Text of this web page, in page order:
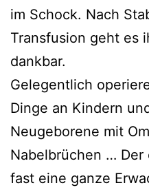
im Schock. Nach
Transfusion geht es
dankbar.
Gelegentlich
Dinge an Kindern
Neugeborene mit
Nabelbrüchen … Der
fast eine ganze